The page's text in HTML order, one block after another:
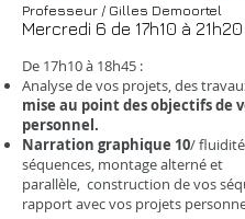
Professeur / Gilles Demoortel
Mercredi 6 de 17h10 à 21h20
De 17h10 à 18h45 :
Analyse de vos projets, des
mise au point des objectifs de
personnel.
Narration graphique 10/
séquences, montage alterné et
parallèle, construction de vos
rapport avec vos projets